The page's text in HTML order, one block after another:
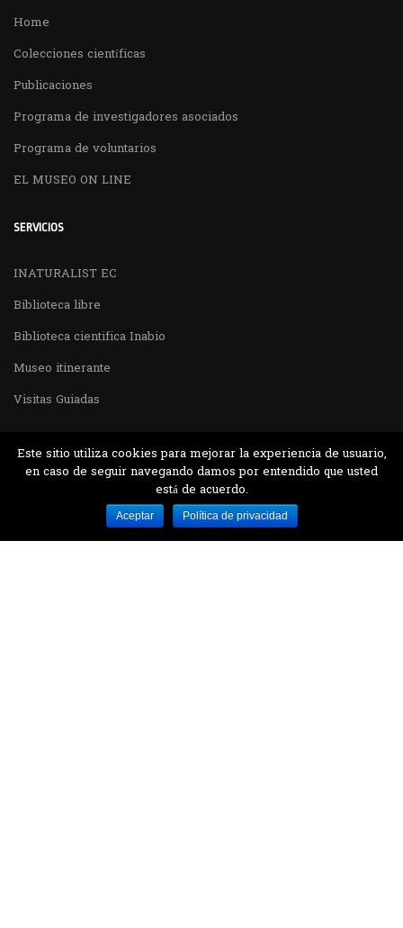
Home
Colecciones científicas
Publicaciones
Programa de investigadores asociados
Programa de voluntarios
EL MUSEO ON LINE
SERVICIOS
INATURALIST EC
Biblioteca libre
Biblioteca cientifica Inabio
Museo itinerante
Visitas Guiadas
Desarrollado por MJTEC.
Este sitio utiliza cookies para mejorar la experiencia de usuario,
en caso de seguir navegando damos por entendido que usted
está de acuerdo.
Aceptar Política de privacidad